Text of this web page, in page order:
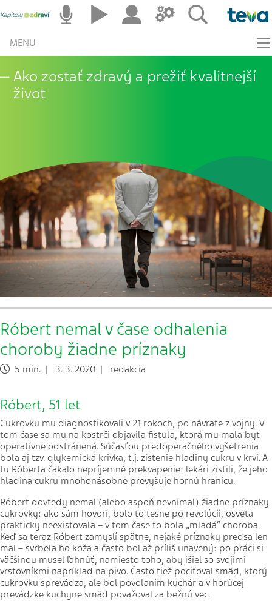
MENU
Ako zostať zdravý a prežiť kvalitnejší
život
Róbert nemal v čase odhalenia
choroby žiadne príznaky
5 min. | 3. 3. 2020 | redakcia
Róbert, 51 let
Cukrovku mu diagnostikovali v 21 rokoch, po návrate z vojny. V
tom čase sa mu na kostrči objavila fistula, ktorá mu mala byť
operatívne odstránená. Súčasťou predoperačného vyšetrenia
bola aj tzv. glykemická krivka, t.j. zistenie hladiny cukru v krvi. A
tu Róberta čakalo nepríjemné prekvapenie: lekári zistili, že jeho
hladina cukru mnohonásobne prevyšuje hornú hranicu.
Róbert dovtedy nemal (alebo aspoň nevnímal) žiadne príznaky
cukrovky: ako sám hovorí, bolo to tesne po revolúcii, osveta
prakticky neexistovala – v tom čase to bola „mladá“ choroba.
Keď sa teraz Róbert zamyslí spätne, nejaké príznaky predsa len
mal – svrbela ho koža a často bol až príliš unavený: po práci si
väčšinou musel ľahnúť, namiesto toho, aby išiel so svojimi
vrstovníkmi napríklad na pivo. Často tiež pociťoval smäd, ktorý
cukrovku sprevádza, ale bol povolaním kuchár a v horúcej
prevádzke kuchyne smäd považoval za bežnú vec.